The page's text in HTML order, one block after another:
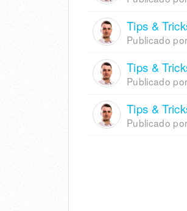
Tips &
Publicado por
Tips &
Publicado por
Tips &
Publicado por